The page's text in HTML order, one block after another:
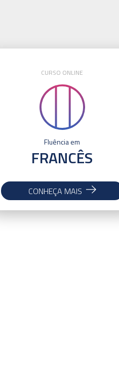
CURSO ONLINE
Fluência em
FRANCÊS
CONHEÇA MAIS